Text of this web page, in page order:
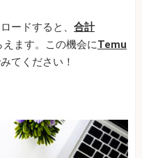
ードすると、 合計
えます。この機会にTemu
てください！